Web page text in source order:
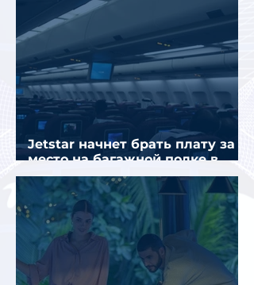
Jetstar начнет брать плату за
место на багажной полке в
салоне самолета